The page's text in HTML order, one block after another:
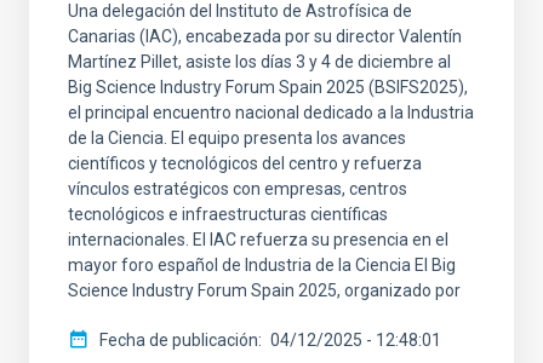
Una delegación del Instituto de Astrofísica de
Canarias (IAC), encabezada por su director Valentín
Martínez Pillet, asiste los días 3 y 4 de diciembre al
Big Science Industry Forum Spain 2025 (BSIFS2025),
el principal encuentro nacional dedicado a la Industria
de la Ciencia. El equipo presenta los avances
científicos y tecnológicos del centro y refuerza
vínculos estratégicos con empresas, centros
tecnológicos e infraestructuras científicas
internacionales. El IAC refuerza su presencia en el
mayor foro español de Industria de la Ciencia El Big
Science Industry Forum Spain 2025, organizado por
Fecha de publicación 04/12/2025 - 12:48:01